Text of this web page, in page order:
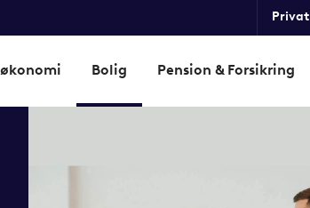
Privat
Bolig Pension & Forsikring